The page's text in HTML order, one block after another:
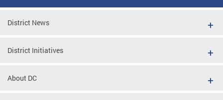
District News
District Initiatives
About DC